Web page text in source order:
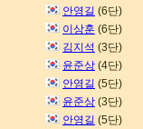
안영길 (6단)
이상훈 (6단)
김지석 (3단)
윤준상 (4단)
안영길 (5단)
윤준상 (3단)
안영길 (5단)